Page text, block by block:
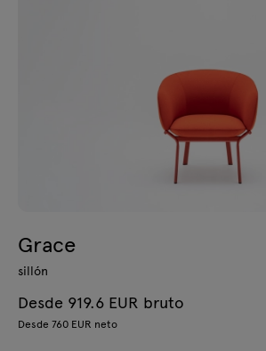
Grace
sillón
Desde 919.6 EUR bruto
Desde 760 EUR neto